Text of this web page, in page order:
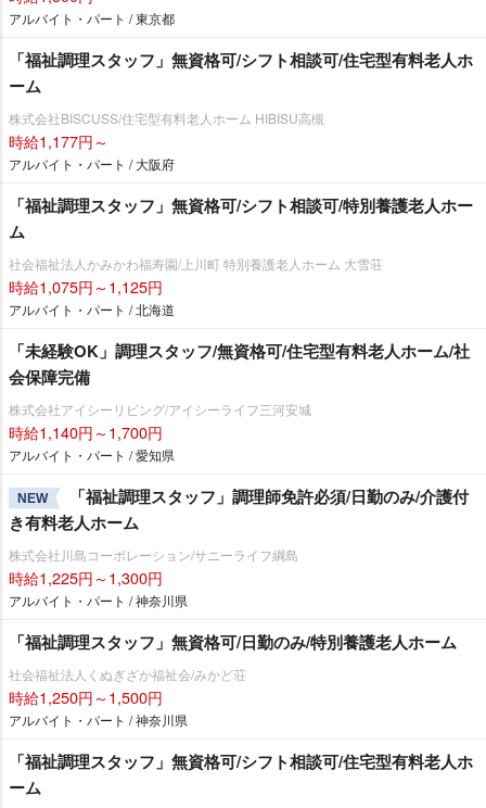
アルバイト・パート / 東京都
「福祉調理スタッフ」無資格可/シフト相談可/住宅型有料老人ホ
ーム
株式会社BISCUSS/住宅型有料老人ホーム HIBISU高槻
時給1,177円～
アルバイト・パート / 大阪府
「福祉調理スタッフ」無資格可/シフト相談可/特別養護老人ホー
ム
社会福祉法人かみかわ福寿園/上川町 特別養護老人ホーム 大雪荘
時給1,075円～1,125円
アルバイト・パート / 北海道
「未経験OK」調理スタッフ/無資格可/住宅型有料老人ホーム/社
会保障完備
株式会社アイシーリビング/アイシーライフ三河安城
時給1,140円～1,700円
アルバイト・パート / 愛知県
NEW
「福祉調理スタッフ」調理師免許必須/日勤のみ/介護付
き有料老人ホーム
株式会社川島コーポレーション/サニーライフ綱島
時給1,225円～1,300円
アルバイト・パート / 神奈川県
「福祉調理スタッフ」無資格可/日勤のみ/特別養護老人ホーム
社会福祉法人くぬぎざか福祉会/みかど荘
時給1,250円～1,500円
アルバイト・パート / 神奈川県
「福祉調理スタッフ」無資格可/シフト相談可/住宅型有料老人ホ
ーム